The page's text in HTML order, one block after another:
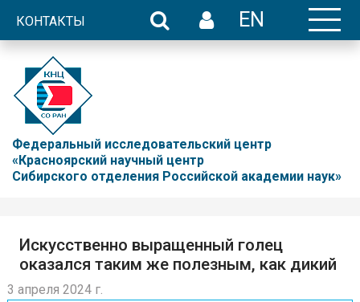
КОНТАКТЫ EN
Федеральный исследовательский центр
«Красноярский научный центр
Сибирского отделения Российской академии наук»
Искусственно выращенный голец
оказался таким же полезным, как дикий
3 апреля 2024 г.